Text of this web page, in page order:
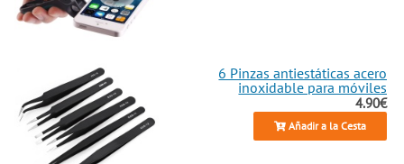
6 Pinzas antiestáticas acero
inoxidable para móviles
4.90€
Añadir a la Cesta